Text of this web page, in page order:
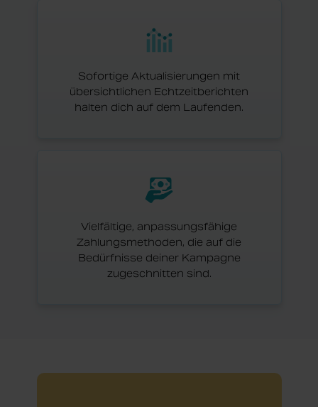
Sofortige Aktualisierungen mit
übersichtlichen Echtzeitberichten
halten dich auf dem Laufenden.
Vielfältige, anpassungsfähige
Zahlungsmethoden, die auf die
Bedürfnisse deiner Kampagne
zugeschnitten sind.